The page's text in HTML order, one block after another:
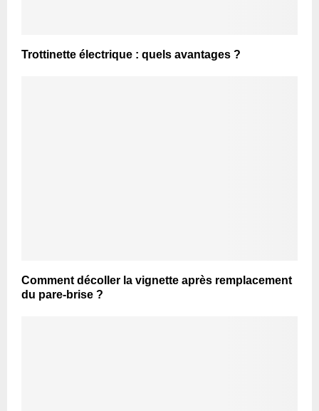
Trottinette électrique : quels avantages ?
Comment décoller la vignette après remplacement
du pare-brise ?